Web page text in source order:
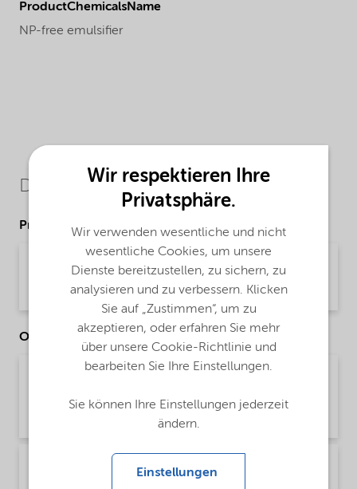
ProductChemicalsName
NP-free emulsifier
Downloads
Product Data Sheets
PDS Berol 9960 (English)
Product Data Sheet | application/pdf (33,3 KB) | English
Other Documents
Brochure Agriculture product portfolio - Asia
Brochure Agriculture product portfolio -
Wir respektieren Ihre
Privatsphäre.
Wir verwenden wesentliche und nicht
wesentliche Cookies, um unsere
Dienste bereitzustellen, zu sichern, zu
analysieren und zu verbessern. Klicken
Sie auf „Zustimmen“, um zu
akzeptieren, oder erfahren Sie mehr
über unsere Cookie-Richtlinie und
bearbeiten Sie Ihre Einstellungen.
Sie können Ihre Einstellungen jederzeit
ändern.
Einstellungen